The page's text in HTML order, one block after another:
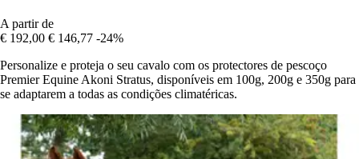
A partir de
€ 192,00 € 146,77 -24%
Personalize e proteja o seu cavalo com os protectores de pescoço
Premier Equine Akoni Stratus, disponíveis em 100g, 200g e 350g para
se adaptarem a todas as condições climatéricas.